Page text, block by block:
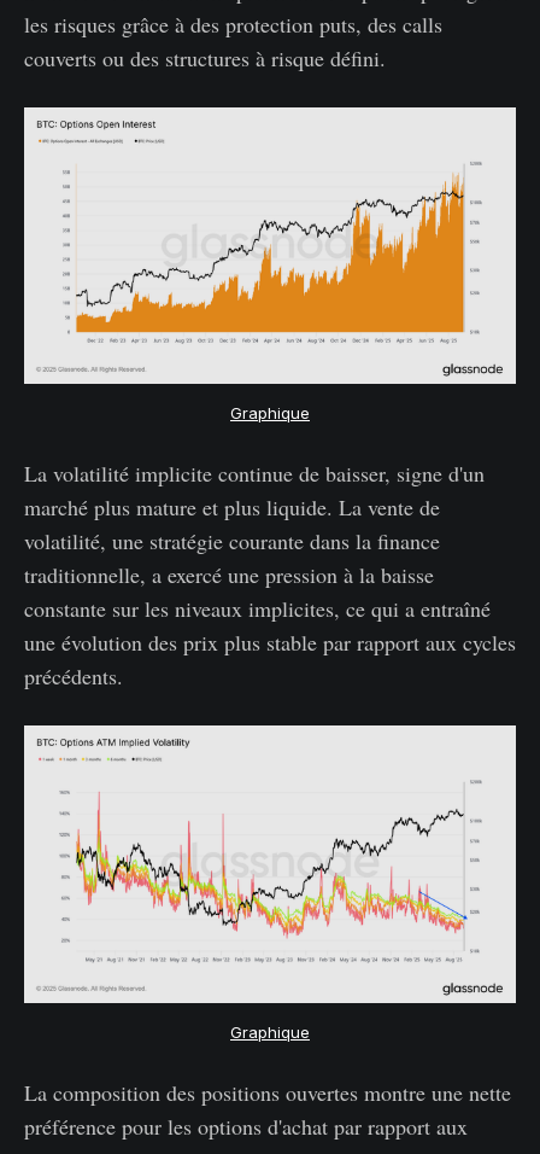
les risques grâce à des protection puts, des calls
couverts ou des structures à risque défini.
Graphique
La volatilité implicite continue de baisser, signe d'un
marché plus mature et plus liquide. La vente de
volatilité, une stratégie courante dans la finance
traditionnelle, a exercé une pression à la baisse
constante sur les niveaux implicites, ce qui a entraîné
une évolution des prix plus stable par rapport aux cycles
précédents.
Graphique
La composition des positions ouvertes montre une nette
préférence pour les options d'achat par rapport aux